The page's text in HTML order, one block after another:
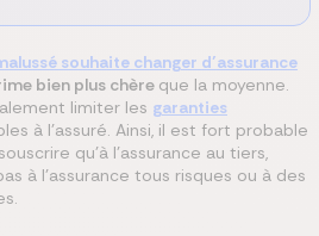
souhaite changer d’assurance
bien plus chère que la moyenne.
limiter les garanties
à l’assuré. Ainsi, il est fort probable
qu’à l’assurance au tiers,
à l’assurance tous risques ou à des